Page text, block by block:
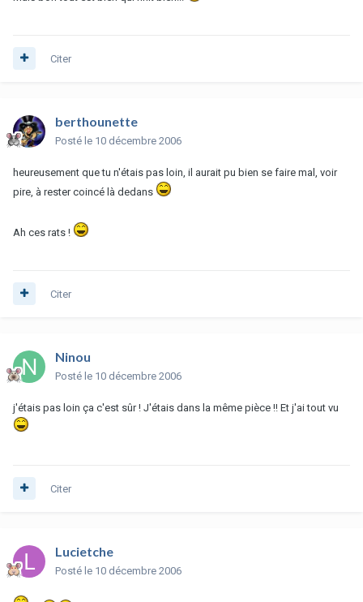
Citer
berthounette
Posté le 10 décembre 2006
heureusement que tu n'étais pas loin, il aurait pu bien se faire mal, voir
pire, à rester coincé là dedans
Ah ces rats !
Citer
Ninou
Posté le 10 décembre 2006
j'étais pas loin ça c'est sûr ! J'étais dans la même pièce !! Et j'ai tout vu
Citer
Lucietche
Posté le 10 décembre 2006